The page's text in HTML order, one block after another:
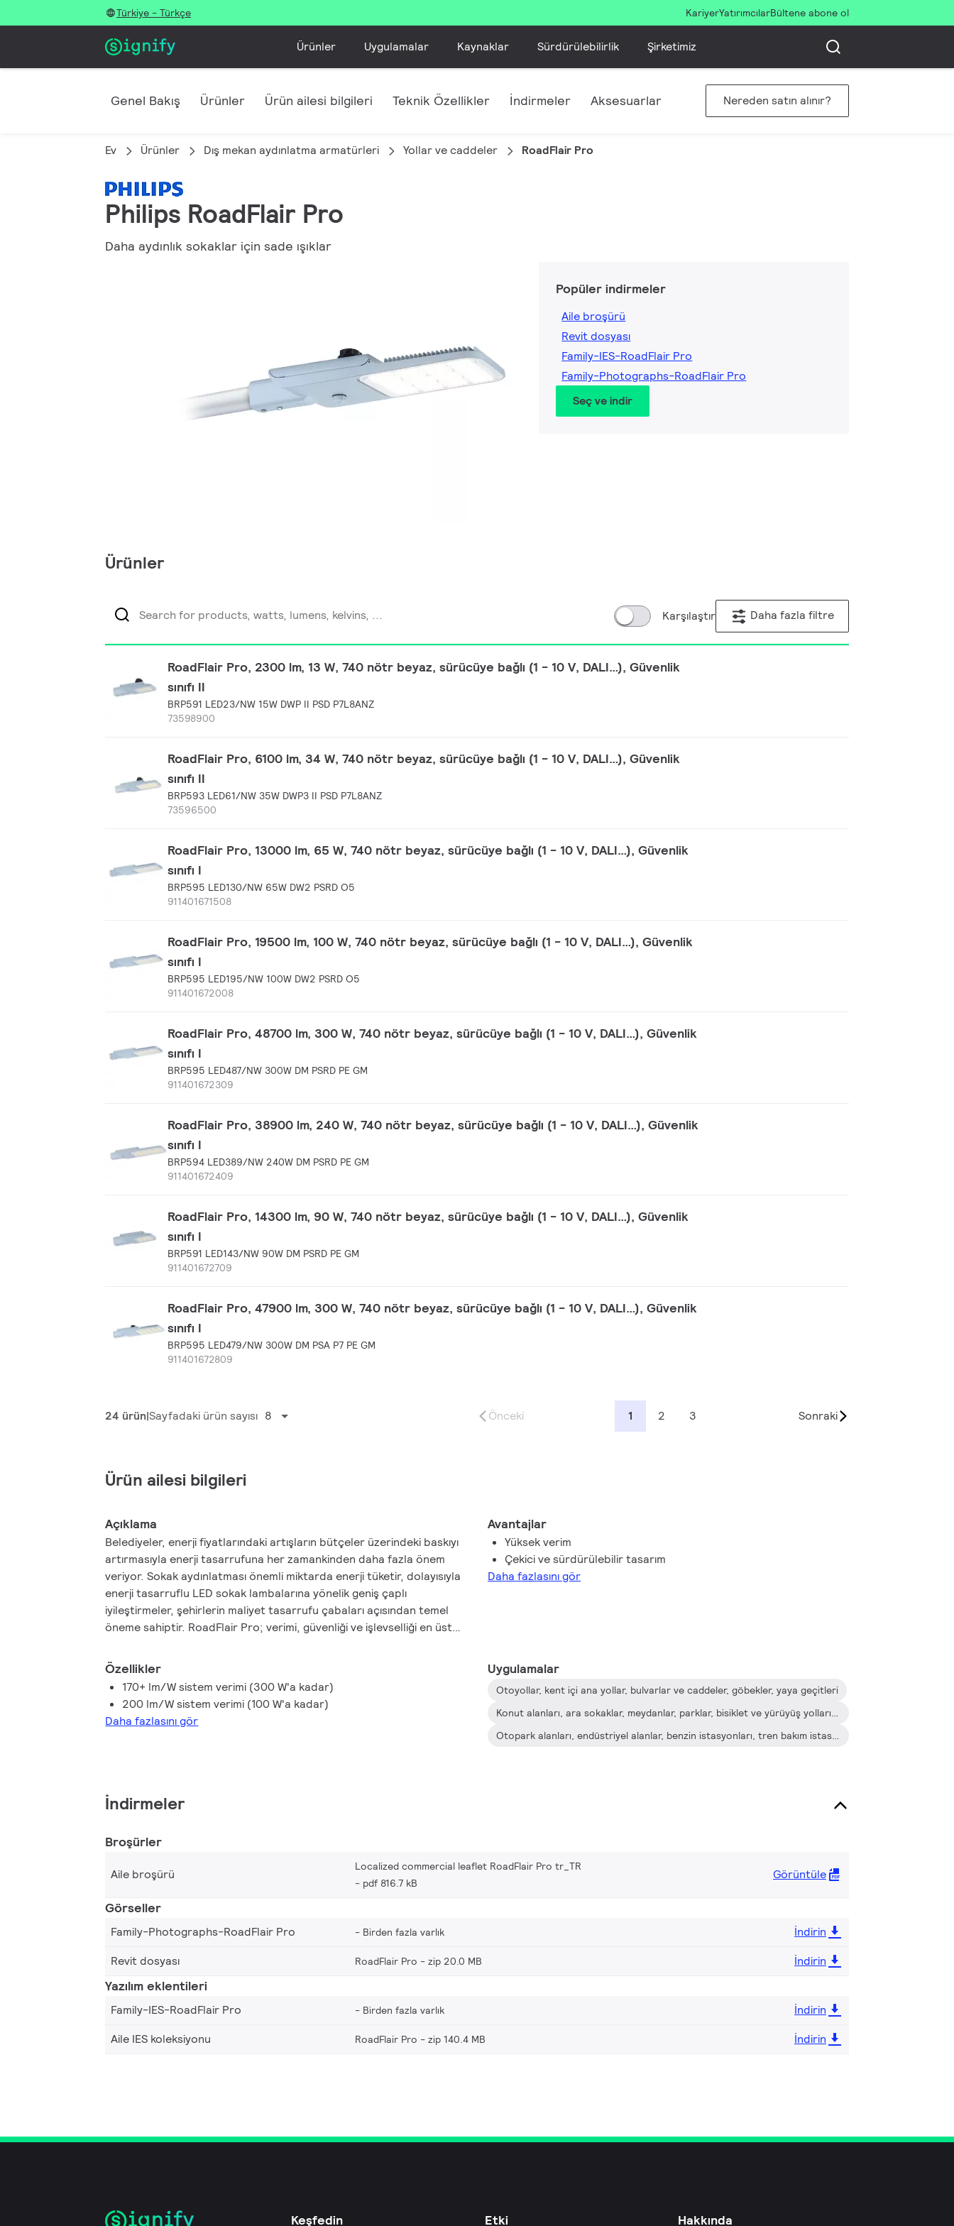
Türkiye - Türkçe KariyerYatırımcılarBültene abone ol
Ürünler Uygulamalar Kaynaklar Sürdürülebilirlik Şirketimiz
Genel Bakış Ürünler Ürün ailesi bilgileri Teknik Özellikler İndirmeler Aksesuarlar Nereden satın alınır?
Ev Ürünler Dış mekan aydınlatma armatürleri Yollar ve caddeler RoadFlair Pro
Philips RoadFlair Pro
Daha aydınlık sokaklar için sade ışıklar
Popüler indirmeler
Aile broşürü
Revit dosyası
Family-IES-RoadFlair Pro
Family-Photographs-RoadFlair Pro
Seç ve indir
Ürünler
Karşılaştır Daha fazla filtre
RoadFlair Pro, 2300 lm, 13 W, 740 nötr beyaz, sürücüye bağlı (1 - 10 V, DALI…), Güvenlik
sınıfı II
BRP591 LED23/NW 15W DWP II PSD P7L8ANZ
73598900
RoadFlair Pro, 6100 lm, 34 W, 740 nötr beyaz, sürücüye bağlı (1 - 10 V, DALI…), Güvenlik
sınıfı II
BRP593 LED61/NW 35W DWP3 II PSD P7L8ANZ
73596500
RoadFlair Pro, 13000 lm, 65 W, 740 nötr beyaz, sürücüye bağlı (1 - 10 V, DALI…), Güvenlik
sınıfı I
BRP595 LED130/NW 65W DW2 PSRD O5
911401671508
RoadFlair Pro, 19500 lm, 100 W, 740 nötr beyaz, sürücüye bağlı (1 - 10 V, DALI…), Güvenlik
sınıfı I
BRP595 LED195/NW 100W DW2 PSRD O5
911401672008
RoadFlair Pro, 48700 lm, 300 W, 740 nötr beyaz, sürücüye bağlı (1 - 10 V, DALI…), Güvenlik
sınıfı I
BRP595 LED487/NW 300W DM PSRD PE GM
911401672309
RoadFlair Pro, 38900 lm, 240 W, 740 nötr beyaz, sürücüye bağlı (1 - 10 V, DALI…), Güvenlik
sınıfı I
BRP594 LED389/NW 240W DM PSRD PE GM
911401672409
RoadFlair Pro, 14300 lm, 90 W, 740 nötr beyaz, sürücüye bağlı (1 - 10 V, DALI…), Güvenlik
sınıfı I
BRP591 LED143/NW 90W DM PSRD PE GM
911401672709
RoadFlair Pro, 47900 lm, 300 W, 740 nötr beyaz, sürücüye bağlı (1 - 10 V, DALI…), Güvenlik
sınıfı I
BRP595 LED479/NW 300W DM PSA P7 PE GM
911401672809
24 ürünSayfadaki ürün sayısı 8 Önceki 1 2 3 Sonraki
Ürün ailesi bilgileri
Açıklama
Belediyeler, enerji fiyatlarındaki artışların bütçeler üzerindeki baskıyı
artırmasıyla enerji tasarrufuna her zamankinden daha fazla önem
veriyor. Sokak aydınlatması önemli miktarda enerji tüketir, dolayısıyla
enerji tasarruflu LED sokak lambalarına yönelik geniş çaplı
iyileştirmeler, şehirlerin maliyet tasarrufu çabaları açısından temel
öneme sahiptir. RoadFlair Pro; verimi, güvenliği ve işlevselliği en üst
yanı da RoadFlair Pro, şehir sokaklarında çekici estetiğini koruyan,
kalmaz, aynı zamanda mükemmel performans da sunar. Geleceğe
yönelik teknoloji, yüksek verimlilik (160 lm/W ve 200 lm/W), yenilikçi
tasarım ve akıllı bağlantı özelliklerini, sokağınızı daha parlak ve daha
Avantajlar
Yüksek verim
Çekici ve sürdürülebilir tasarım
Daha fazlasını gör
Özellikler
170+ lm/W sistem verimi (300 W'a kadar)
200 lm/W sistem verimi (100 W'a kadar)
Daha fazlasını gör
Uygulamalar
Otoyollar, kent içi ana yollar, bulvarlar ve caddeler, göbekler, yaya geçitleri
Konut alanları, ara sokaklar, meydanlar, parklar, bisiklet ve yürüyüş yolları, oyun alanları
Otopark alanları, endüstriyel alanlar, benzin istasyonları, tren bakım istasyonları, havaalanları, limanlar, su kanalları
İndirmeler
Broşürler
Aile broşürü
Localized commercial leaflet RoadFlair Pro tr_TR
pdf 816.7 kB
Görüntüle
Görseller
Family-Photographs-RoadFlair Pro Birden fazla varlık
İndirin
Revit dosyası
RoadFlair Pro zip 20.0 MB İndirin
Yazılım eklentileri
Family-IES-RoadFlair Pro Birden fazla varlık
İndirin
Aile IES koleksiyonu
RoadFlair Pro zip 140.4 MB İndirin
Keşfedin Etki Hakkında